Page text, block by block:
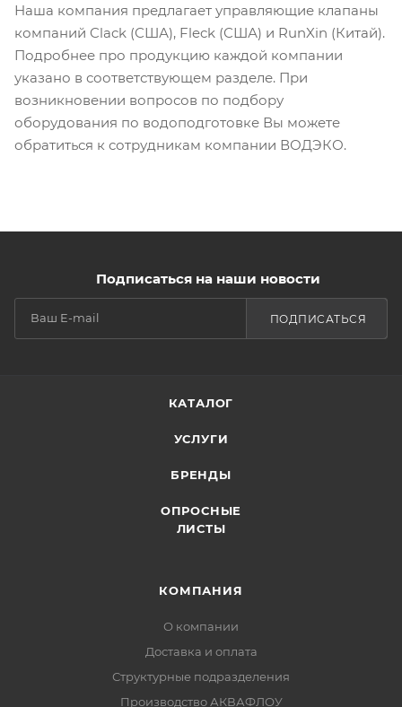
Наша компания предлагает управляющие клапаны
компаний Clack (США), Fleck (США) и RunXin (Китай).
Подробнее про продукцию каждой компании
указано в соответствующем разделе. При
возникновении вопросов по подбору
оборудования по водоподготовке Вы можете
обратиться к сотрудникам компании ВОДЭКО.
Подписаться на наши новости
ПОДПИСАТЬСЯ
КАТАЛОГ
УСЛУГИ
БРЕНДЫ
ОПРОСНЫЕ
ЛИСТЫ
КОМПАНИЯ
О компании
Доставка и оплата
Структурные подразделения
Производство АКВАФЛОУ